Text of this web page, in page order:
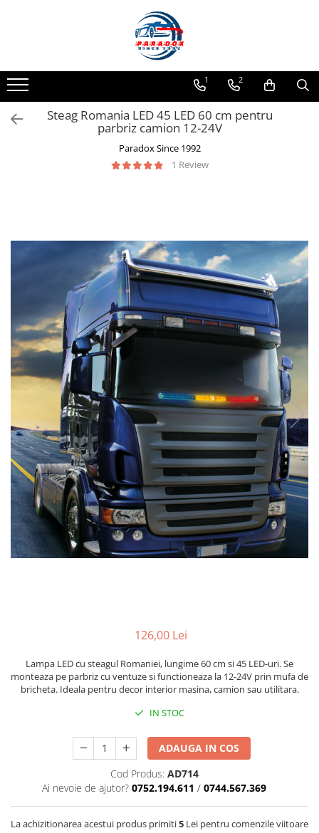
ACCESORII AUTO
Abtibild / Sticker Auto
Baby on Board
Accesorii Sezon Rece
Accesorii Siguranta Auto
Banda Reflectorizanta
Bare Portbagaj
Brelocuri Auto Metalice Chei
Capace Prezoane
Carcase Chei Auto
Carcasa cheie Audi
Carcasa cheie Bmw
Carcasa cheie Dacia
Carcasa Cheie Fiat
Carcasa Cheie Ford
Carcasa Cheie Hyundai
Carcasa Cheie Mercedes Benz
Carcasa Cheie Opel
Carcasa Cheie Peugeot
Carcasa Cheie Volkswagen
Folie Geamuri
Huse Volan Auto
Huse Volan din Piele Ecologica
Huse Volan din Piele Ecologica cu
Huse Volan Piele Naturala
Huse Volan Silicon
Nuca Volan
1 2
Steag Romania LED 45 LED 60 cm pentru
parbriz camion 12-24V
Paradox Since 1992
1 Review
126,00 Lei
Lampa LED cu steagul Romaniei, lungime 60 cm si 45 LED-uri. Se
monteaza pe parbriz cu ventuze si functioneaza la 12-24V prin mufa de
bricheta. Ideala pentru decor interior masina, camion sau utilitara.
IN STOC
ADAUGA IN COS
Cod Produs: AD714
Ai nevoie de ajutor? 0752.194.611 / 0744.567.369
La achizitionarea acestui produs primiti5 Lei pentru comenzile viitoare